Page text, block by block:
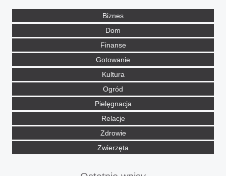
Biznes
Dom
Finanse
Gotowanie
Kultura
Ogród
Pielęgnacja
Relacje
Zdrowie
Zwierzęta